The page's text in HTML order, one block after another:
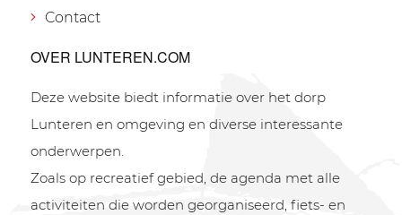
Contact
OVER LUNTEREN.COM
Deze website biedt informatie over het dorp
Lunteren en omgeving en diverse interessante
onderwerpen.
Zoals op recreatief gebied, de agenda met alle
activiteiten die worden georganiseerd, fiets- en